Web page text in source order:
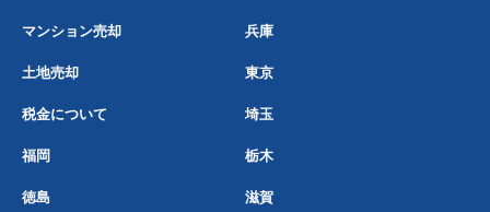
マンション売却 兵庫
土地売却 東京
税金について 埼玉
福岡 栃木
徳島 滋賀